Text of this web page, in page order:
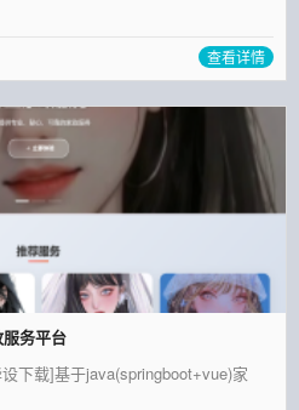
查看详情
务平台
下载]基于java(springboot+vue)家